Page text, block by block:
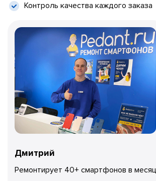
Контроль качества каждого заказа
Дмитрий
Ремонтирует 40+ смартфонов в месяц